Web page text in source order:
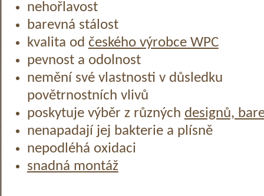
nehořlavost
barevná stálost
kvalita od českého výrobce WPC
pevnost a odolnost
nemění své vlastnosti v důsledku
povětrnostních vlivů
poskytuje výběr z různých designů,
nenapadají jej bakterie a plísně
nepodléhá oxidaci
snadná montáž